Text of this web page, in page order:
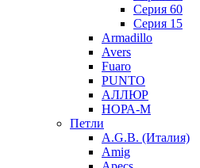
Серия 60
Серия 15
Armadillo
Avers
Fuaro
PUNTO
АЛЛЮР
НОРА-М
Петли
A.G.B. (Италия)
Amig